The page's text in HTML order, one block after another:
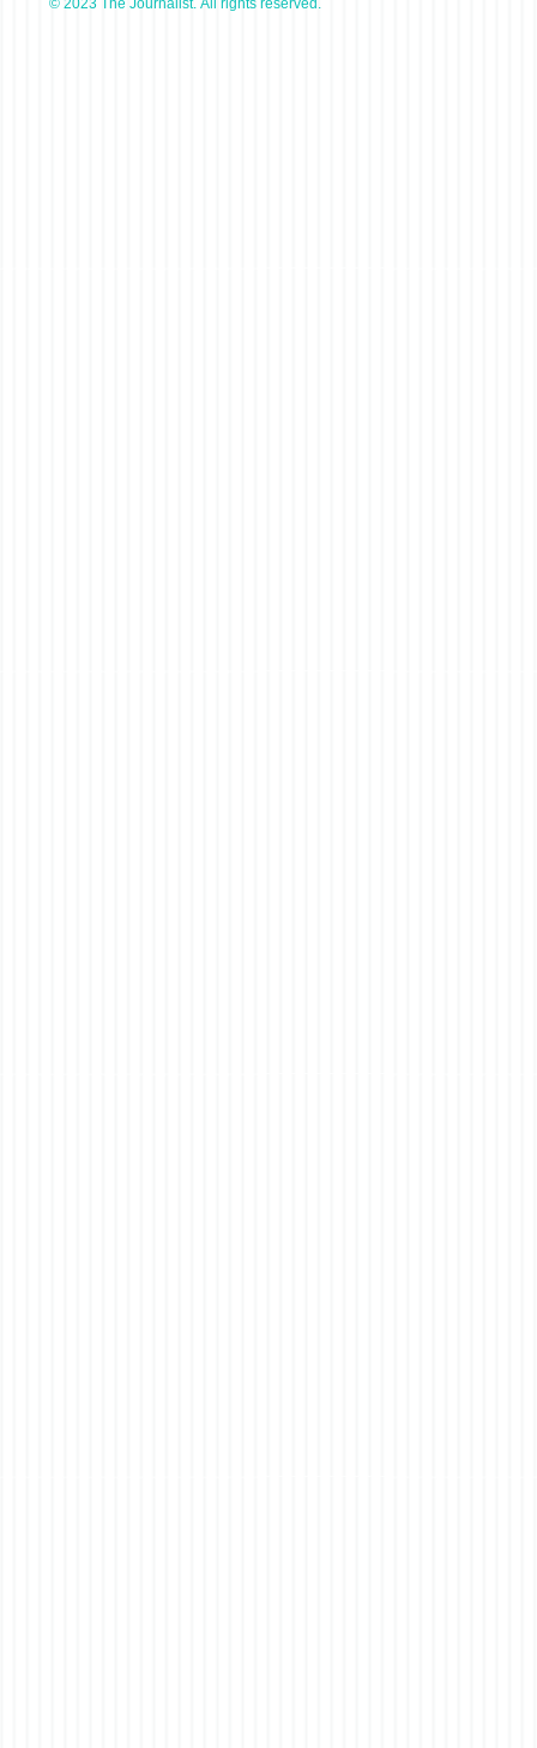
© 2023 The Journalist. All rights reserved.